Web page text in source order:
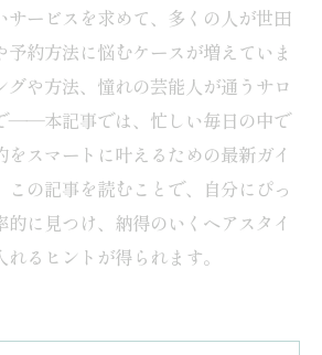
サービスを求めて、多くの人が世田
予約方法に悩むケースが増えていま
グや方法、憧れの芸能人が通うサロ
――本記事では、忙しい毎日の中で
をスマートに叶えるための最新ガイ
この記事を読むことで、自分にぴっ
的に見つけ、納得のいくヘアスタイ
るヒントが得られます。